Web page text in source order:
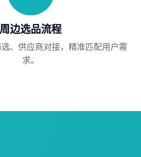
周边选品流程
、供应商对接，精准匹配用户需
求。